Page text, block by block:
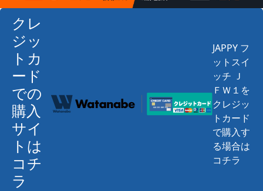
クレ
ジッ
トカ
ード
での
購入
サイ
トは
コチ
ラ
JAPPY フ
ットスイ
ッチ Ｊ
ＦＷ１を
クレジッ
トカード
で購入す
る場合は
コチラ